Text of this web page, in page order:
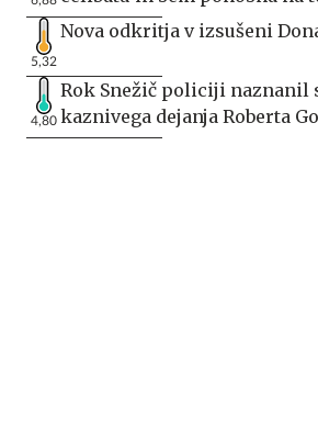
5,32
Nova odkritja v izsušeni
4,80
Rok Snežič policiji naznanil
kaznivega dejanja Roberta